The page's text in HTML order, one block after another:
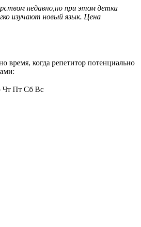
недавно,но при этом детки
изучают новый язык. Цена
время, когда репетитор потенциально
Чт Пт Сб Вс